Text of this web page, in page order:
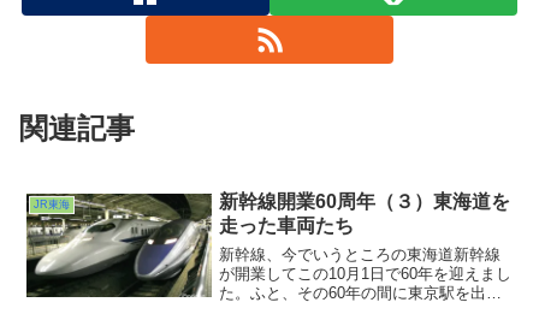
関連記事
JR東海
新幹線開業60周年（３）東海道を
走った車両たち
新幹線、今でいうところの東海道新幹線
が開業してこの10月1日で60年を迎えまし
た。ふと、その60年の間に東京駅を出入